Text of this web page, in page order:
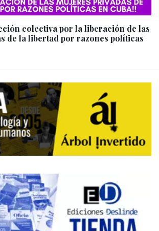
colectiva por la liberación de las
de la libertad por razones políticas